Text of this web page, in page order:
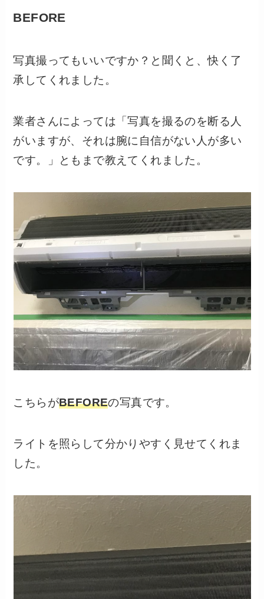
BEFORE
写真撮ってもいいですか？と聞くと、快く了
承してくれました。
業者さんによっては「写真を撮るのを断る人
がいますが、それは腕に自信がない人が多い
です。」ともまで教えてくれました。
こちらがBEFOREの写真です。
ライトを照らして分かりやすく見せてくれま
した。